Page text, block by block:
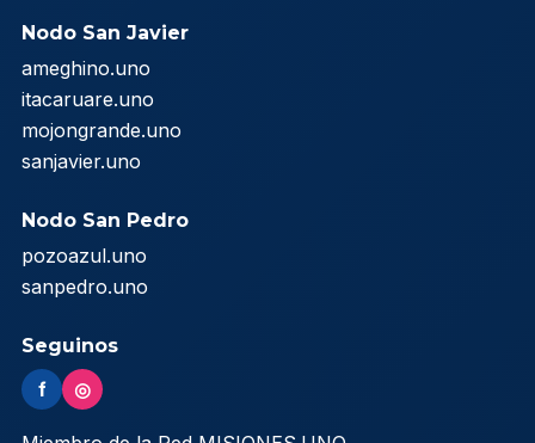
Nodo San Javier
ameghino.uno
itacaruare.uno
mojongrande.uno
sanjavier.uno
Nodo San Pedro
pozoazul.uno
sanpedro.uno
Seguinos
f ◎